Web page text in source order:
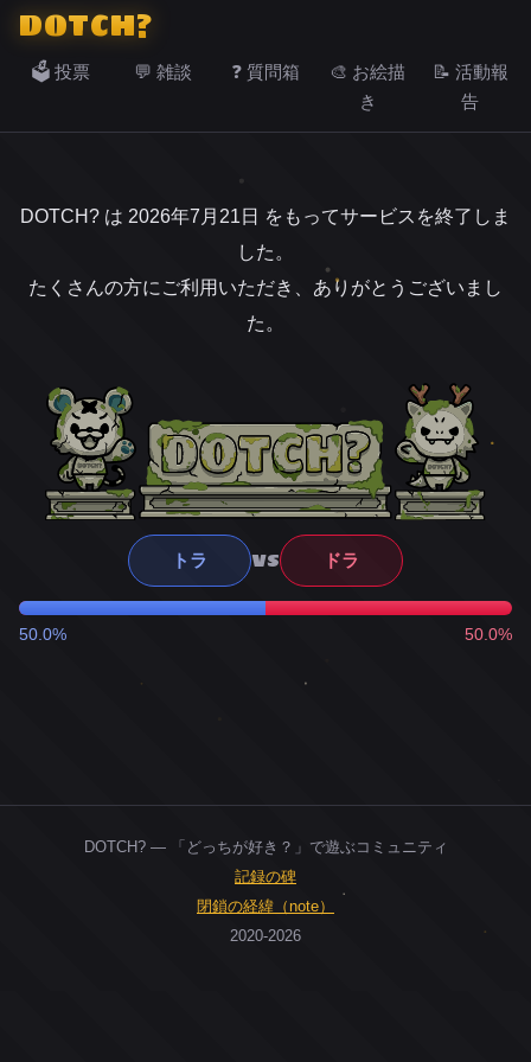
DOTCH?
🗳️ 投票 💬 雑談 ❓ 質問箱
🎨 お絵描
き
📝 活動報
告
DOTCH? は 2026年7月21日 をもってサービスを終了しま
した。
たくさんの方にご利用いただき、ありがとうございまし
た。
トラ VS ドラ
50.0% 50.0%
DOTCH? — 「どっちが好き？」で遊ぶコミュニティ
記録の碑
閉鎖の経緯（note）
2020-2026